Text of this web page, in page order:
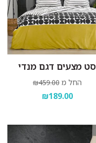
סט מצעים דגם מנדי
החל מ ₪459.00
₪189.00